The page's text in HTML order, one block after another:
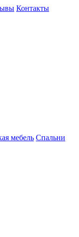
Контакты
мебель Спальни